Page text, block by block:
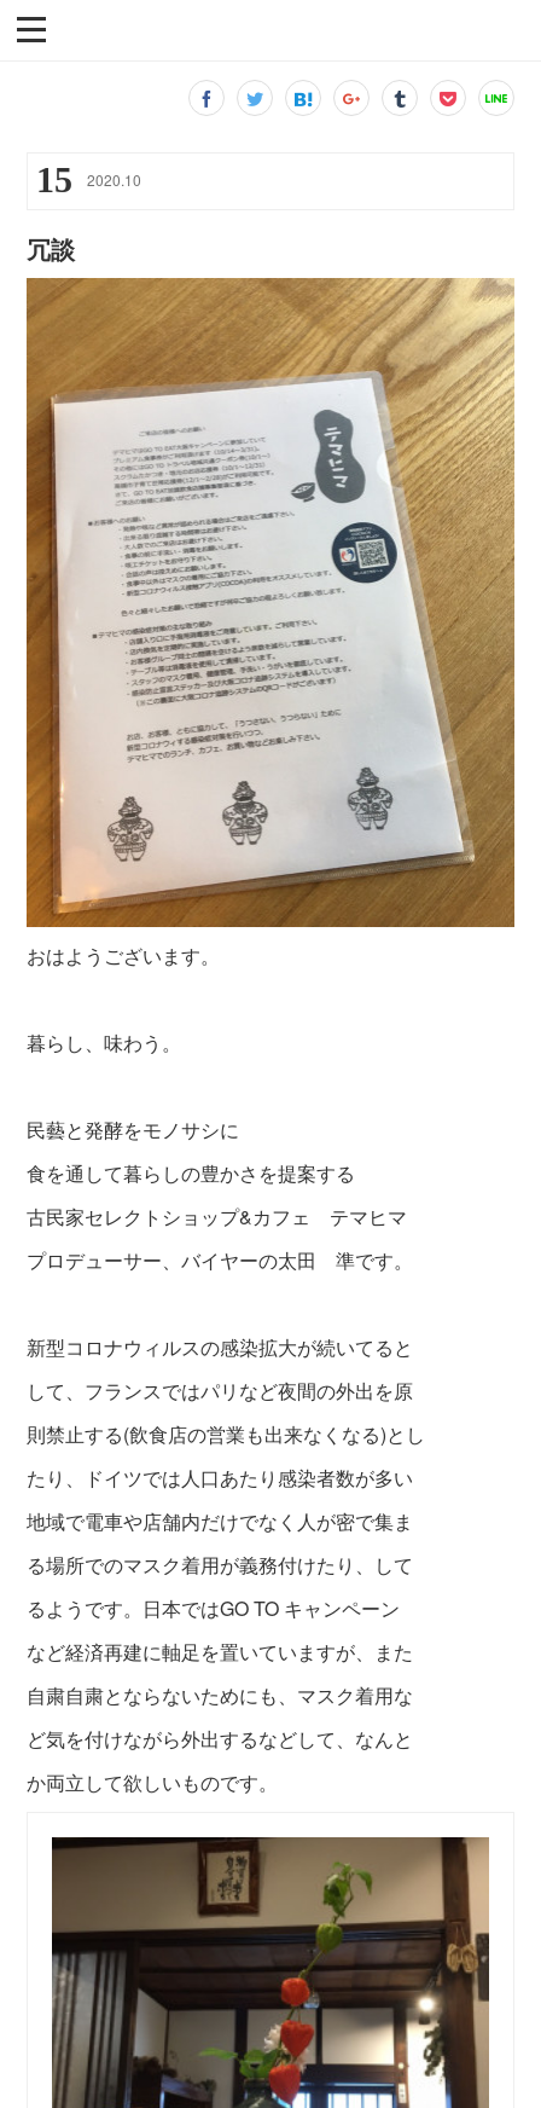
15 2020.10
冗談
おはようございます。
暮らし、味わう。
民藝と発酵をモノサシに
食を通して暮らしの豊かさを提案する
古民家セレクトショップ&カフェ テマヒマ
プロデューサー、バイヤーの太田 準です。
新型コロナウィルスの感染拡大が続いてると
して、フランスではパリなど夜間の外出を原
則禁止する(飲食店の営業も出来なくなる)とし
たり、ドイツでは人口あたり感染者数が多い
地域で電車や店舗内だけでなく人が密で集ま
る場所でのマスク着用が義務付けたり、して
るようです。日本ではGO TO キャンペーン
など経済再建に軸足を置いていますが、また
自粛自粛とならないためにも、マスク着用な
ど気を付けながら外出するなどして、なんと
か両立して欲しいものです。